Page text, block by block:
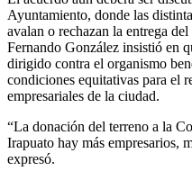
Ayuntamiento, donde las
avalan o rechazan la entrega
Fernando González insistió en
dirigido contra el organismo
condiciones equitativas para el
empresariales de la ciudad.
“La donación del terreno a la
Irapuato hay más empresarios,
expresó.